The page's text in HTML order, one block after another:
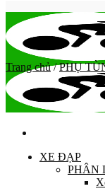
XE ĐẠP
PHÂN
Trang chủ / PHỤ